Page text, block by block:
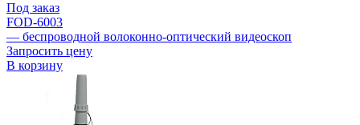
Под заказ
FOD-6003
— беспроводной волоконно-оптический видеоскоп
Запросить цену
В корзину